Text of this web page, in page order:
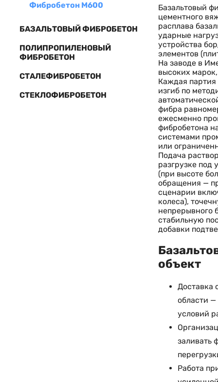
Фибробетон М600
БАЗАЛЬТОВЫЙ ФИБРОБЕТОН
ПОЛИПРОПИЛЕНОВЫЙ
ФИБРОБЕТОН
СТАЛЕФИБРОБЕТОН
СТЕКЛОФИБРОБЕТОН
Базальтовый
цементного
расплава
ударные
устройства
элементов
На заводе в
высоких
Каждая партия
изгиб по
фибра
ежесменно
фибробетона
системами
или
Подача
разгрузке под
(при высоте
обращения —
сценарии
колеса),
непрерывного
стабильную
добавки
объект
Доставка
области —
условий
заливать
Работа